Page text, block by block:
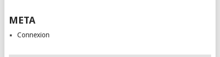
META
Connexion